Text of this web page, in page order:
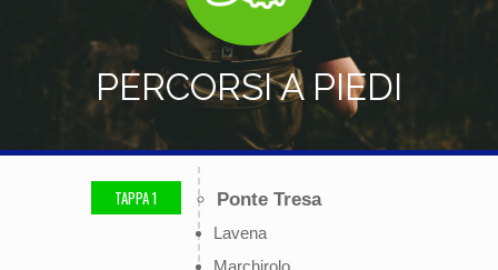
PERCORSI A PIEDI
TAPPA 1 Ponte Tresa
Lavena
Marchirolo